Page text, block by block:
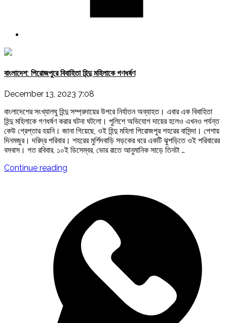
বাংলাদেশ: পিরোজপুরে বিবাহিতা হিন্দু মহিলাকে গণধর্ষণ
December 13, 2023 7:08
বাংলাদেশের সংখ্যালঘু হিন্দু সম্প্রদায়ের উপরে নির্যাতন অব্যাহত। এবার এক বিবাহিতা
হিন্দু মহিলাকে গণধর্ষণ করার ঘটনা ঘটলো। পুলিশে অভিযোগ দায়ের হলেও এখনও পর্যন্ত
কেউ গ্রেপ্তার হয়নি। জানা গিয়েছে, ওই হিন্দু মহিলা পিরোজপুর শহরের বাসিন্দা। পেশায়
দিনমজুর। দরিদ্র পরিবার। শহরের মুর্শিদবাড়ি সড়কের ধরে একটি ঝুপড়িতে ওই পরিবারের
বসবাস। গত রবিবার, ১০ই ডিসেম্বর, ভোর রাতে আনুমানিক সাড়ে তিনটা …
Continue reading
মহিলাকে
গণধর্ষণ"